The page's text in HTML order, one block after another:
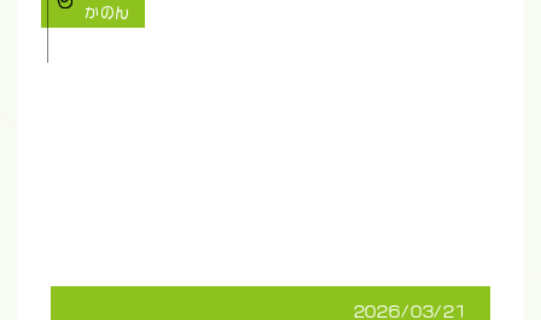
2026/03/21
かのん